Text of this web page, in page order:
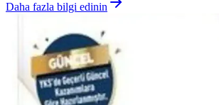
Daha fazla bilgi edinin